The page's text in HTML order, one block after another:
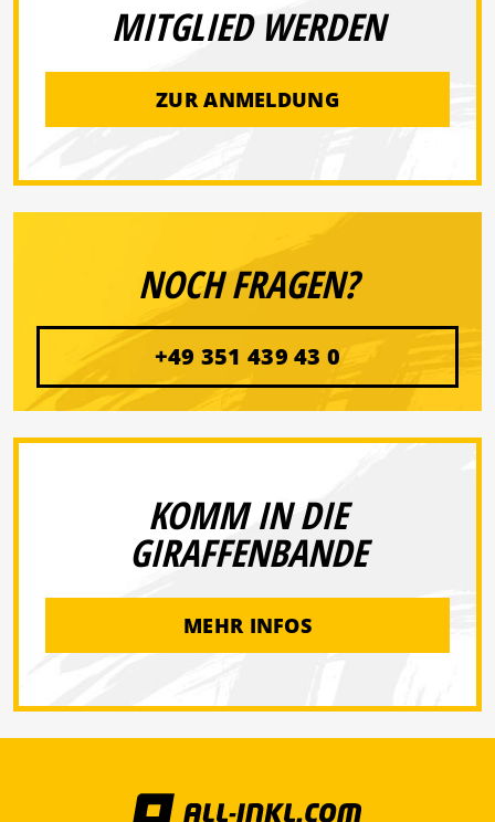
MITGLIED WERDEN
ZUR ANMELDUNG
NOCH FRAGEN?
+49 351 439 43 0
KOMM IN DIE
GIRAFFENBANDE
MEHR INFOS